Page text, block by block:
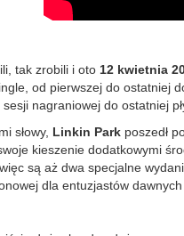
tak zrobili i oto 12 kwietnia
od pierwszej do ostatniej
sesji nagraniowej do ostatniej
słowy, Linkin Park poszedł
kieszenie dodatkowymi
są aż dwa specjalne
dla entuzjastów dawnych